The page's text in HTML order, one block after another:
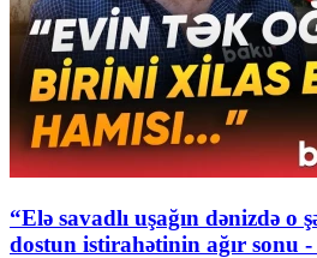
“Elə savadlı uşağın dənizdə o
dostun istirahətinin ağır sonu